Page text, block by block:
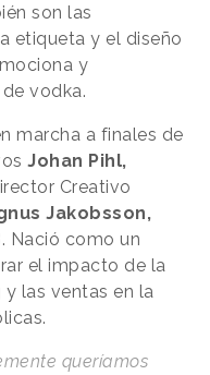
son las
etiqueta y el diseño
y
vodka.
marcha a finales de
Johan Pihl,
Creativo
Jakobsson,
Nació como un
el impacto de la
y las ventas en la
queríamos